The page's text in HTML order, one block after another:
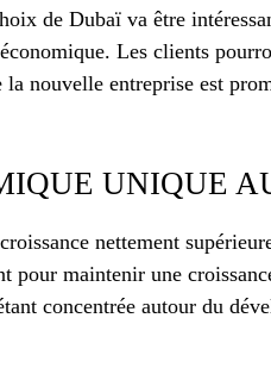
de Dubaï va être
Les clients
nouvelle entreprise est
UNIQUE
nettement
pour maintenir une
concentrée autour du